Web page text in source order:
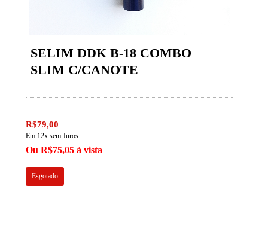
SELIM DDK B-18 COMBO
SLIM C/CANOTE
R$79,00
Em 12x sem Juros
Ou R$75,05 à vista
Esgotado